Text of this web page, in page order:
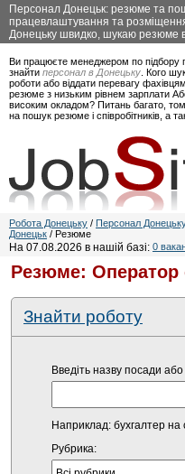
Персонал Донецьк: резюме та
працевлаштування та розміщення
Донецьку швидко, шукаю резюме в
Ви працюєте менеджером по підбору
знайти персонал в Донецьку . Кого
роботи або віддати перевагу
резюме з низьким рівнем зарплати
високим окладом? Питань багато,
на пошук резюме і співробітників, а
Робота Донецьку / Персонал
Донецьк / Резюме
На 07.08.2026 в нашій базі: 0
Резюме: Оператор
Знайти роботу
Введіть назву посади
Наприклад: бухгалтер на
Рубрика: